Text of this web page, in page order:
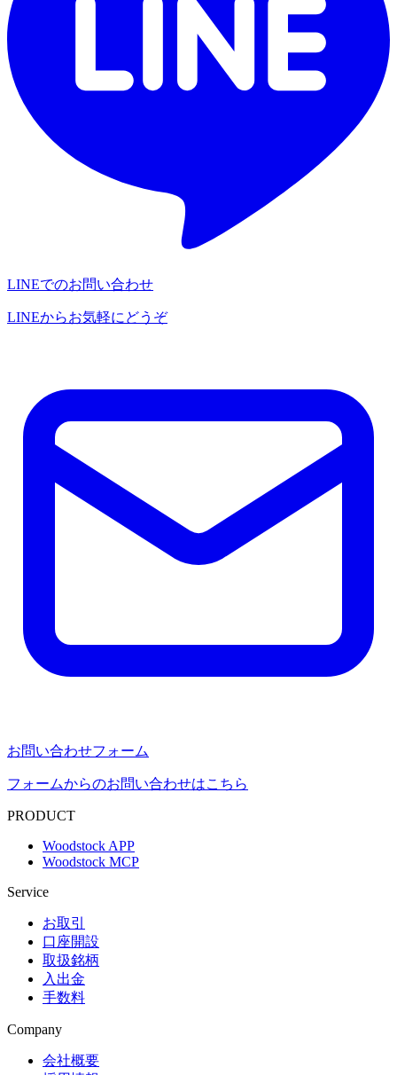
LINEでのお問い合わせ
LINEからお気軽にどうぞ
お問い合わせフォーム
フォームからのお問い合わせはこちら
PRODUCT
Woodstock APP
Woodstock MCP
Service
お取引
口座開設
取扱銘柄
入出金
手数料
Company
会社概要